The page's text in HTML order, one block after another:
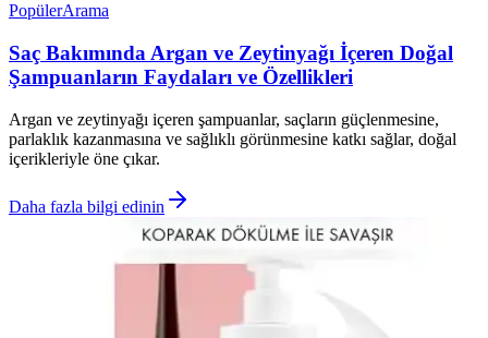
PopülerArama
Saç Bakımında Argan ve Zeytinyağı İçeren Doğal
Şampuanların Faydaları ve Özellikleri
Argan ve zeytinyağı içeren şampuanlar, saçların güçlenmesine,
parlaklık kazanmasına ve sağlıklı görünmesine katkı sağlar, doğal
içerikleriyle öne çıkar.
Daha fazla bilgi edinin